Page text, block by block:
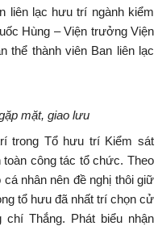
liên lạc hưu trí ngành kiểm
Hùng – Viện trưởng Viện
thể thành viên Ban liên lạc
mặt, giao lưu
trong Tổ hưu trí Kiểm sát
toàn công tác tổ chức. Theo
nhân nên đề nghị thôi giữ
tổ hưu đã nhất trí chọn cử
Thắng. Phát biểu nhận